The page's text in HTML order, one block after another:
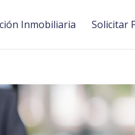
Inmobiliaria Solicitar